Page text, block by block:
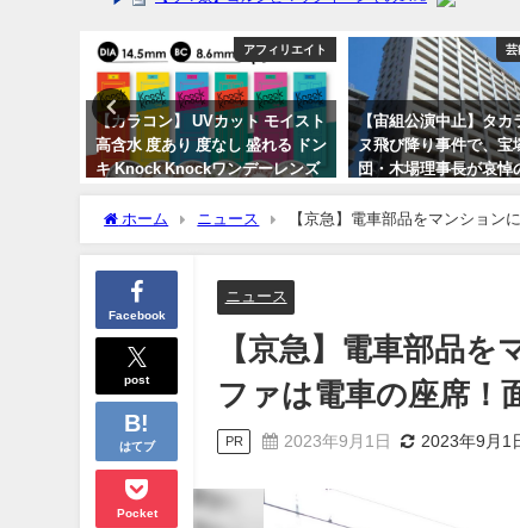
アフィリエイト
【カラコン】 UVカット モイスト
高含水 度あり 度なし 盛れる ドン
キ Knock Knockワンデーレンズ
の魅力とは？
2024年3月26日
芸能・エンタ
【宙組公演中止】タカラジェン
ヌ飛び降り事件で、宝塚歌劇
団・木場理事長が哀悼の意。事
件の場所は阪急今津線「宝塚南
口」歩5分
ホーム ニュース 【京急】電車部品をマンション
Facebook
post
はてブ
Pocket
ニュース
【京急】電車部品
ファは電車の座席！
PR 2023年9月1日 2023年9月1